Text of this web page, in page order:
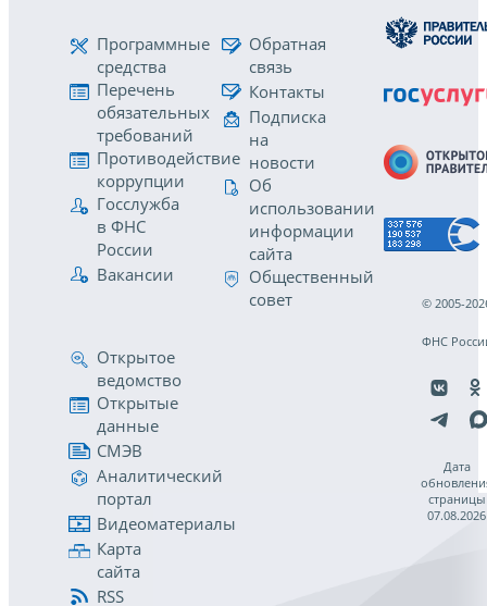
Программные
средства
Перечень
обязательных
требований
Противодействие
коррупции
Госслужба
в ФНС
России
Вакансии
Обратная
связь
Контакты
Подписка
на
новости
Об
использовании
информации
сайта
Общественный
совет
Открытое
ведомство
Открытые
данные
СМЭВ
Аналитический
портал
Видеоматериалы
Карта
сайта
RSS
© 2005-
ФНС
Дата
страницы
07.08.2026